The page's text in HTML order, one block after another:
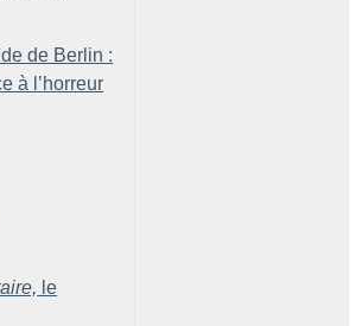
de Berlin :
à l’horreur
le